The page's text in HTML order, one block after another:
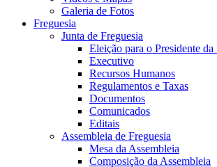
Galeria de Fotos
Freguesia
Junta de Freguesia
Eleição para o Presidente
Executivo
Recursos Humanos
Regulamentos e Taxas
Documentos
Comunicados
Editais
Assembleia de Freguesia
Mesa da Assembleia
Composição da Assembleia